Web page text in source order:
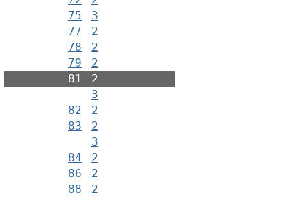
75
3
77
2
78
2
79
2
81
2
3
82
2
83
2
3
84
2
86
2
88
2